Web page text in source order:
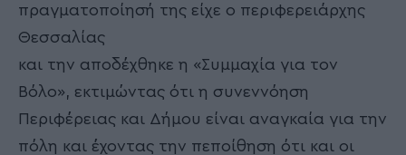
πραγματοποίησή της είχε ο περιφερειάρχης
Θεσσαλίας
και την αποδέχθηκε η «Συμμαχία για τον
Βόλο», εκτιμώντας ότι η συνεννόηση
Περιφέρειας και Δήμου είναι αναγκαία για την
πόλη και έχοντας την πεποίθηση ότι και οι